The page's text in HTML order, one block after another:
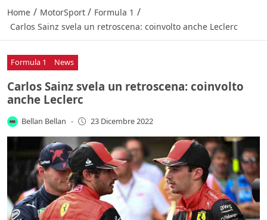
Home / MotorSport / Formula 1 /
Carlos Sainz svela un retroscena: coinvolto anche Leclerc
Formula 1 News
Carlos Sainz svela un retroscena: coinvolto
anche Leclerc
Bellan Bellan - 23 Dicembre 2022